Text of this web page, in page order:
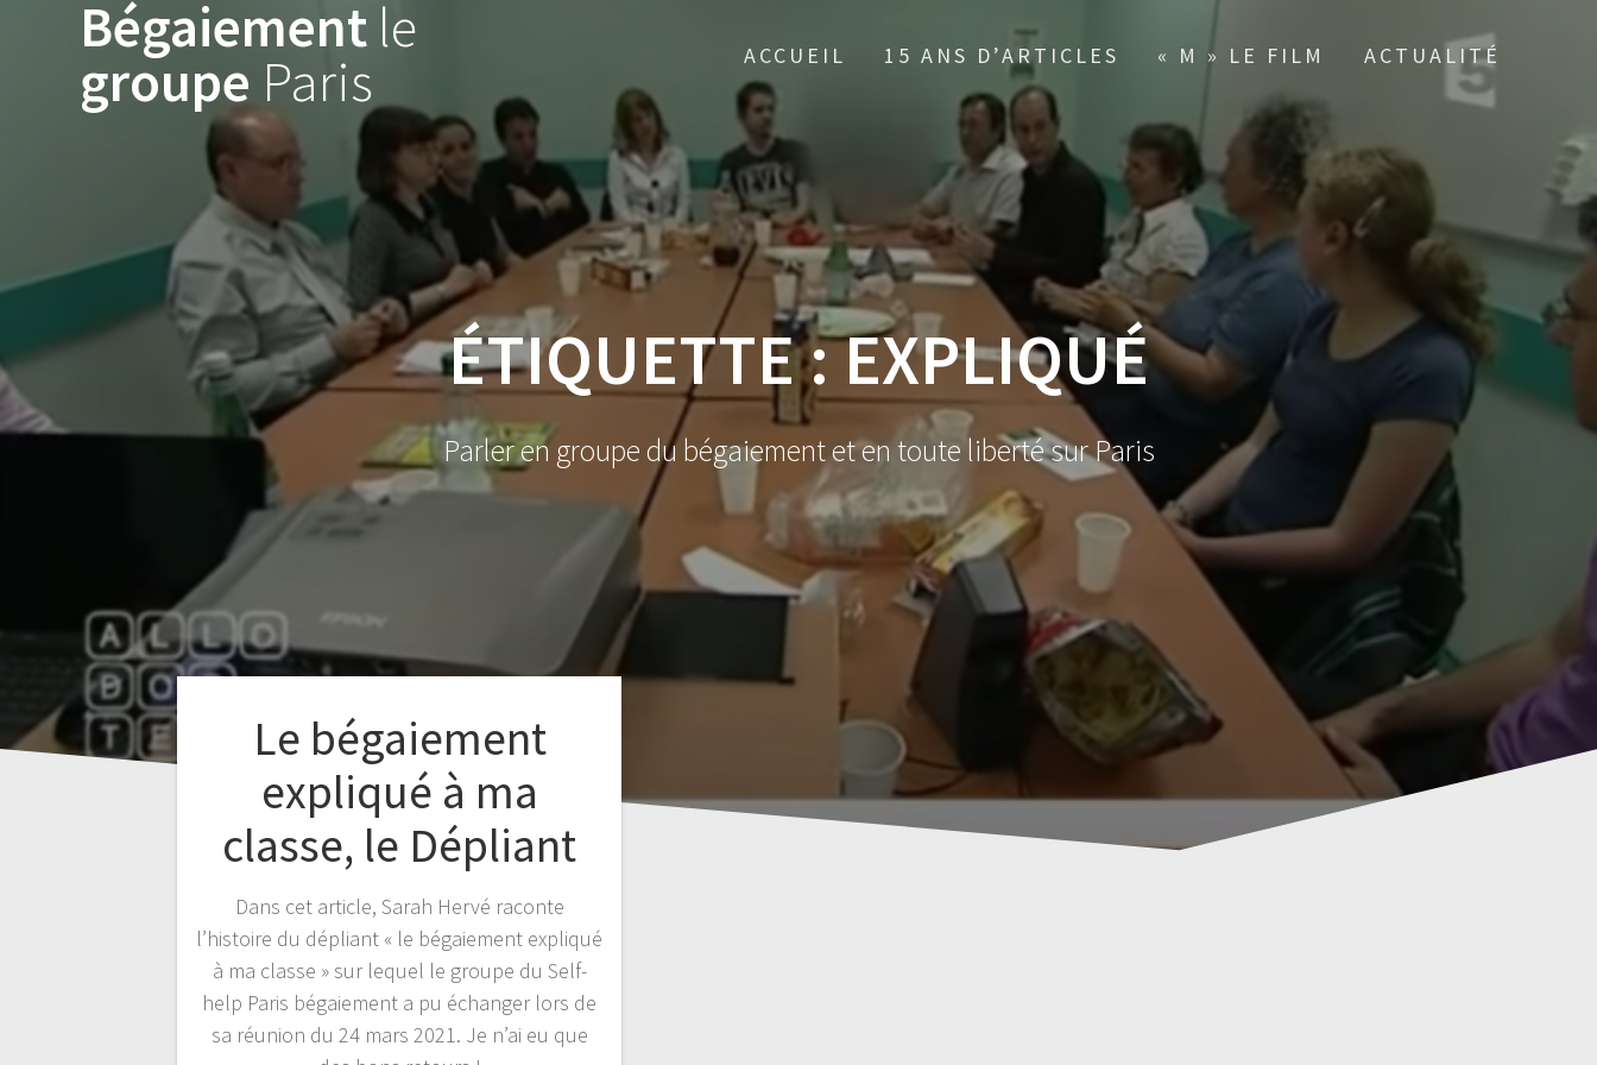
Bégaiement le
groupe Paris ACCUEIL 15 ANS D’ARTICLES « M » LE FILM ACTUALITÉ
ÉTIQUETTE :EXPLIQUÉ
Parler en groupe du bégaiement et en toute liberté sur Paris
Le bégaiement
expliqué à ma
classe, le Dépliant
Dans cet article, Sarah Hervé raconte
l’histoire du dépliant « le bégaiement expliqué
à ma classe » sur lequel le groupe du Self-
help Paris bégaiement a pu échanger lors de
sa réunion du 24 mars 2021. Je n’ai eu que